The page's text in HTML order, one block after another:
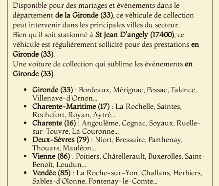
Disponible pour des mariages et événements dans le
départementde la Gironde (33), ce véhicule de collection
peut intervenir dans les principales villes du secteur.
Bien qu’il soit stationné àSt Jean D'angely (17400), ce
véhicule est régulièrement sollicité pour des prestationsen
Gironde (33).
Une voiture de collection qui sublime les événementsen
Gironde (33).
Gironde (33) : Bordeaux, Mérignac, Pessac, Talence,
Villenave-d'Ornon...
Charente-Maritime (17) : La Rochelle, Saintes,
Rochefort, Royan, Aytré...
Charente (16) : Angoulême, Cognac, Soyaux, Ruelle-
sur-Touvre, La Couronne...
Deux-Sèvres (79) : Niort, Bressuire, Parthenay,
Thouars, Mauléon...
Vienne (86) : Poitiers, Châtellerault, Buxerolles, Saint-
Benoît, Loudun...
Vendée (85) : La Roche-sur-Yon, Challans, Herbiers,
Sables-d'Olonne, Fontenay-le-Comte...